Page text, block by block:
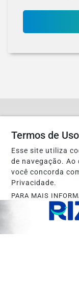
Não
Você pode
Termos de
Esse site utiliza
de navegação.
você concorda
Privacidade.
PARA MAIS
CLICANDO AQUI